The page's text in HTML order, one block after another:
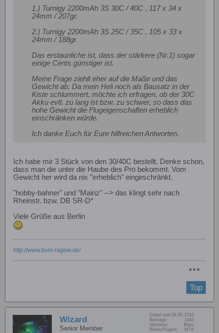
1.) Turnigy 2200mAh 3S 30C / 40C , 117 x 34 x
24mm / 207gr.
2.) Turnigy 2200mAh 3S 25C / 35C , 105 x 33 x
24mm / 188gr.
Das erstaunliche ist, dass der stärkere (Nr.1) sogar
einige Cents günstiger ist.
Meine Frage ziehlt eher auf die Maße und das
Gewicht ab. Da mein Heli noch als Bausatz in der
Kiste schlummert, möchte ich erfragen, ob der 30C
Akku evtl. zu lang ist bzw. zu schwer, so dass das
hohe Gewicht die Flugeigenschaften erheblich
einschränken würde.
Ich danke Euch für Eure hilfreichen Antworten.
Ich habe mir 3 Stück von den 30/40C bestellt. Denke schon,
dass man die unter die Haube des Pro bekommt. Vom
Gewicht her wird da nix "erheblich" eingeschränkt.
"hobby-bahner" und "Mainz" --> das klingt sehr nach
Rheinstr. bzw. DB SR-D*
Viele Grüße aus Berlin
http://www.bvm-ragow.de/
Top
Wizard
Senior Member
Dabei seit:04.05.2010
Beiträge:
1441
Vorname:
Marc
Wohn/Flugort:
MTK